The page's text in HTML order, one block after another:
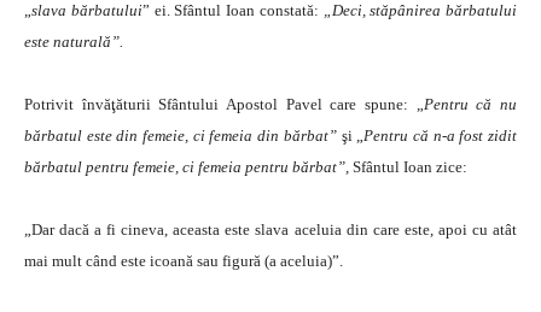
slava bărbatului” ei. Sfântul Ioan constată:
„Deci, stăpânirea bărbatului
este naturală”.
Potrivit învăţăturii Sfântului Apostol Pavel care spune: „ Pentru că nu
bărbatul este din femeie, ci femeia din bărbat”şi „ Pentru că n-a fost zidit
bărbatul pentru femeie, ci femeia pentru bărbat”, Sfântul Ioan zice:
„Dar dacă a fi cineva, aceasta este slava aceluia din care este, apoi cu atât
mai mult când este icoană sau figură (a aceluia)”.